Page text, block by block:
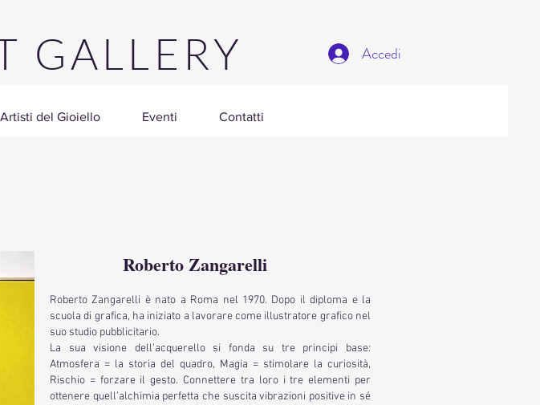
GALLERY Accedi
Artisti del Gioiello Eventi Contatti
Roberto Zangarelli
Roberto Zangarelli è nato a Roma nel 1970. Dopo il diploma e la
scuola di grafica, ha iniziato a lavorare come illustratore grafico nel
suo studio pubblicitario.
La sua visione dell’acquerello si fonda su tre principi base:
Atmosfera = la storia del quadro, Magia = stimolare la curiosità,
Rischio = forzare il gesto. Connettere tra loro i tre elementi per
ottenere quell’alchimia perfetta che suscita vibrazioni positive in sé